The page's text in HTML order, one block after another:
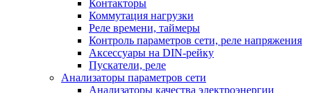
Контакторы
Коммутация нагрузки
Реле времени, таймеры
Контроль параметров сети, реле напряжения
Аксессуары на DIN-рейку
Пускатели, реле
Анализаторы параметров сети
Анализаторы качества электроэнергии